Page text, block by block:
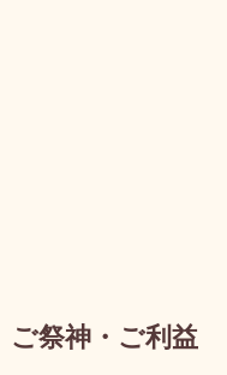
ご祭神・ご利益